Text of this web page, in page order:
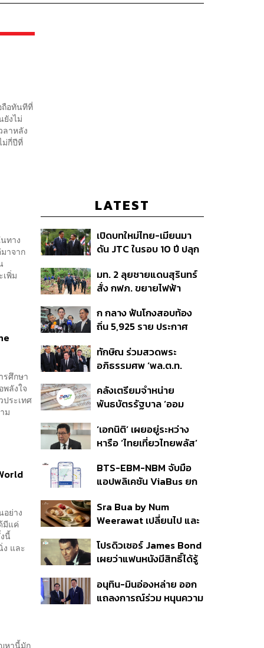
ถือทันทีที่
ยังไม่
ลาหลัง
ม่กี่ปีที่
ทาง
าจาก
พิ่ม
รศึกษา
พลังใจ
ประเทศ
ม
อย่าง
มีแค่
นี้
และ
หานี้มัก
LATEST
เปิดบทใหม่ไทย-เมียนมา
ดัน JTC ในรอบ 10 ปี ปลุก
ชายแดน ท่าเรือน้ำลึก
ทวาย
มท. 2 ลุยชายแดนสุรินทร์
สั่ง กฟภ. ขยายไฟฟ้า
350’ เสริมความมั่นคง
ชายแดน
ก กลาง ฟันโกงสอบท้อง
ถิ่น 5,925 ราย ประกาศ
ราย รอ ป.ป.ช. ขีดเส้นแล้ว
เสร็จ 31 ส.ค.
ทักษิณ ร่วมสวดพระ
อภิธรรมศพ ‘พล.ต.ท.
สิน’ สิริอายุ 103 ปี แกนนำ
เพื่อไทย-บุคคลหลาก
คลังเตรียมจำหน่าย
พันธบัตรรัฐบาล ‘ออม
ก.ย.นี้ อาจเพิ่มสัดส่วนการ
ขายแบบ Small Lot First
‘เอกนิติ’ เผยอยู่ระหว่าง
หารือ ‘ไทยเที่ยวไทยพลัส’
แสนล้าน มั่นใจงบต่อ ‘ไทย
ช่วยไทย พลัส’ เฟส 2 มี
BTS-EBM-NBM จับมือ
แอปพลิเคชัน ViaBus ยก
รถไฟฟ้า 3 สายแบบเรียล
ไทม์
Sra Bua by Num
Weerawat เปลี่ยนไป และ
ไปอีกครั้ง
โปรดิวเซอร์ James Bond
เผยว่าแฟนหนังมีสิทธิ์ได้รู้
ปลายปีนี้
อนุทิน-มินอ่องหล่าย ออก
แถลงการณ์ร่วม หนุนความ